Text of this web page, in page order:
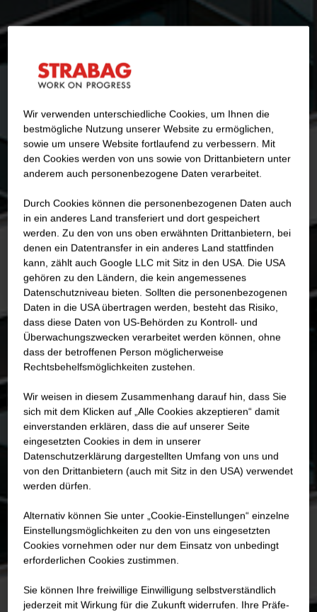
Wir verwenden unterschiedliche Cookies, um Ihnen die
best­mögliche Nutzung unserer Website zu ermöglichen,
sowie um unsere Website fortlaufend zu verbessern. Mit
den Cookies werden von uns sowie von Drittanbietern unter
anderem auch personenbezogene Daten verarbeitet.
Durch Cookies können die personenbezogenen Daten auch
in ein anderes Land transferiert und dort gespeichert
werden. Zu den von uns oben erwähnten Drittanbietern, bei
denen ein Datentransfer in ein anderes Land stattfinden
kann, zählt auch Google LLC mit Sitz in den USA. Die USA
gehören zu den Ländern, die kein angemessenes
Datenschutzniveau bieten. Sollten die personenbezogenen
Daten in die USA übertragen werden, besteht das Risiko,
dass diese Daten von US-Behörden zu Kontroll- und
Überwachungszwecken verarbeitet werden können, ohne
dass der betroffenen Person möglicherweise
Rechtsbehelfsmöglichkeiten zustehen.
Wir weisen in diesem Zusammenhang darauf hin, dass Sie
sich mit dem Klicken auf „Alle Cookies akzeptieren“ damit
ein­ver­standen erklären, dass die auf unserer Seite
eingesetzten Cookies in dem in unserer
Datenschutzerklärung dargestellten Umfang von uns und
von den Drittanbietern (auch mit Sitz in den USA) verwendet
werden dürfen.
Alternativ können Sie unter „Cookie-Einstellungen“ einzelne
Einstellungsmöglichkeiten zu den von uns eingesetzten
Cookies vornehmen oder nur dem Einsatz von unbedingt
erforderlichen Cookies zustimmen.
Sie können Ihre freiwillige Einwilligung selbstverständlich
jederzeit mit Wirkung für die Zukunft widerrufen. Ihre Prä­fe­